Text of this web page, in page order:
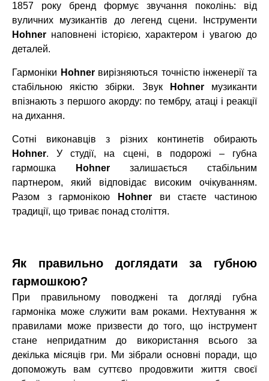
1857 року бренд формує звучання поколінь: від
вуличних музикантів до легенд сцени. Інструменти
Hohner наповнені історією, характером і увагою до
деталей.
Гармоніки Hohner вирізняються точністю інженерії та
стабільною якістю збірки. Звук
Hohner музиканти
впізнають з першого акорду: по тембру, атаці і реакції
на дихання.
Сотні виконавців з різних континетів обирають
Hohner. У студії, на сцені, в подорожі – губна
гармошка
Hohner залишається стабільним
партнером, який відповідає високим очікуванням.
Разом з гармонікою
Hohner ви стаєте частиною
традиції, що триває понад століття.
Як правильно доглядати за губною
гармошкою?
При правильному поводжені та догляді губна
гармоніка може служити вам роками. Нехтування ж
правилами може призвести до того, що інструмент
стане непридатним до використання всього за
декілька місяців гри. Ми зібрали основні поради, що
допоможуть вам суттєво продовжити життя своєї